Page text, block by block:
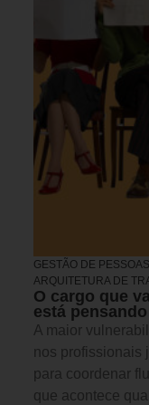
GESTÃO DE
ARQUITETURA DE
O cargo que
está pensando
A maior
nos profissionais
para coordenar
que acontece